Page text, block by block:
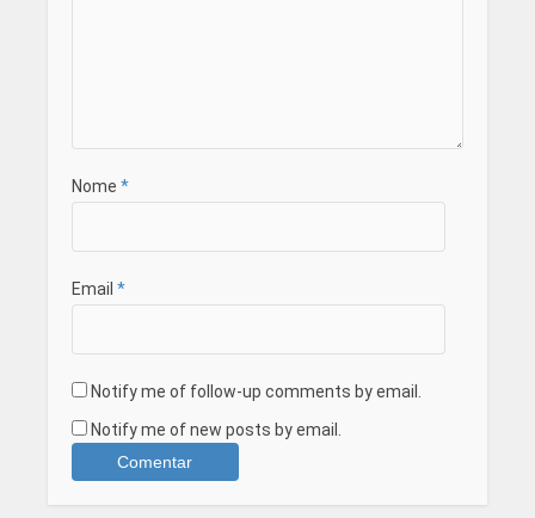
Nome *
Email *
Notify me of follow-up comments by email.
Notify me of new posts by email.